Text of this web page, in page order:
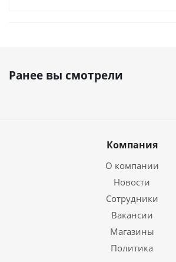
Ранее вы смотрели
Компания
О компании
Новости
Сотрудники
Вакансии
Магазины
Политика